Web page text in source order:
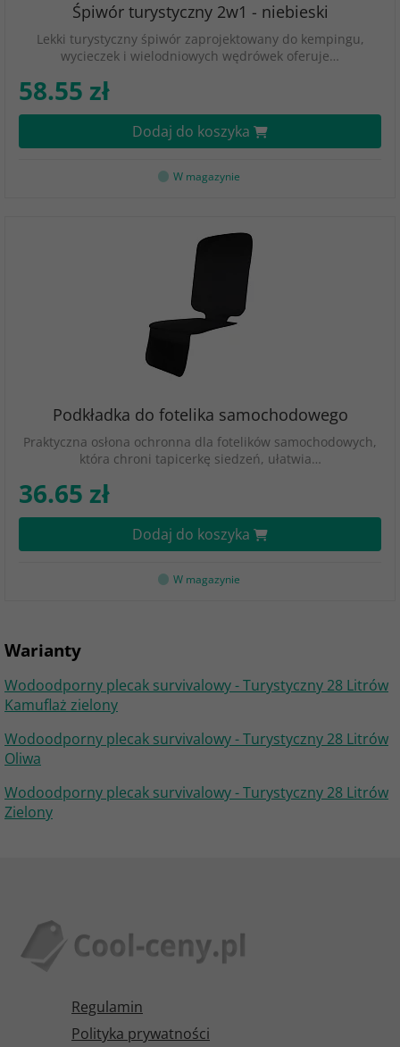
Śpiwór turystyczny 2w1 - niebieski
Lekki turystyczny śpiwór zaprojektowany do kempingu,
wycieczek i wielodniowych wędrówek oferuje…
58.55 zł
Dodaj do koszyka
W magazynie
Podkładka do fotelika samochodowego
Praktyczna osłona ochronna dla fotelików samochodowych,
która chroni tapicerkę siedzeń, ułatwia…
36.65 zł
Dodaj do koszyka
W magazynie
Warianty
Wodoodporny plecak survivalowy - Turystyczny 28 Litrów
Kamuflaż zielony
Wodoodporny plecak survivalowy - Turystyczny 28 Litrów
Oliwa
Wodoodporny plecak survivalowy - Turystyczny 28 Litrów
Zielony
Regulamin
Polityka prywatności